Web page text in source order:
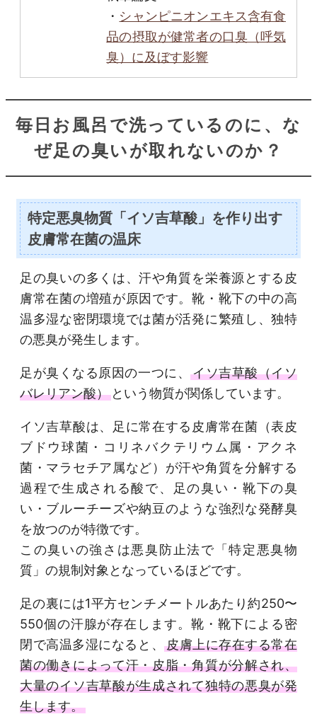
・ シャンピニオンエキス含有食
品の摂取が健常者の口臭（呼気
臭）に及ぼす影響
毎日お風呂で洗っているのに、な
ぜ足の臭いが取れないのか？
特定悪臭物質「イソ吉草酸」を作り出す
皮膚常在菌の温床
足の臭いの多くは、汗や角質を栄養源とする皮
膚常在菌の増殖が原因です。靴・靴下の中の高
温多湿な密閉環境では菌が活発に繁殖し、独特
の悪臭が発生します。
足が臭くなる原因の一つに、イソ吉草酸（イソ
バレリアン酸） という物質が関係しています。
イソ吉草酸は、足に常在する皮膚常在菌（表皮
ブドウ球菌・コリネバクテリウム属・アクネ
菌・マラセチア属など）が汗や角質を分解する
過程で生成される酸で、足の臭い・靴下の臭
い・ブルーチーズや納豆のような強烈な発酵臭
を放つのが特徴です。
この臭いの強さは悪臭防止法で「特定悪臭物
質」の規制対象となっているほどです。
足の裏には1平方センチメートルあたり約250〜
550個の汗腺が存在します。靴・靴下による密
閉で高温多湿になると、皮膚上に存在する常在
菌の働きによって汗・皮脂・角質が分解され、
大量のイソ吉草酸が生成されて独特の悪臭が発
生します。